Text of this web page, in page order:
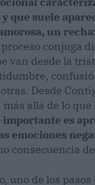
que suele
un
proceso conjuga
van desde la
Desde
allá de lo
importante es
emociones
consecuencia
uno de los